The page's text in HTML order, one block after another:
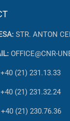
STR. ANTON
OFFICE@CNR-
+40 (21) 231.13.33
+40 (21) 231.32.24
+40 (21) 230.76.36